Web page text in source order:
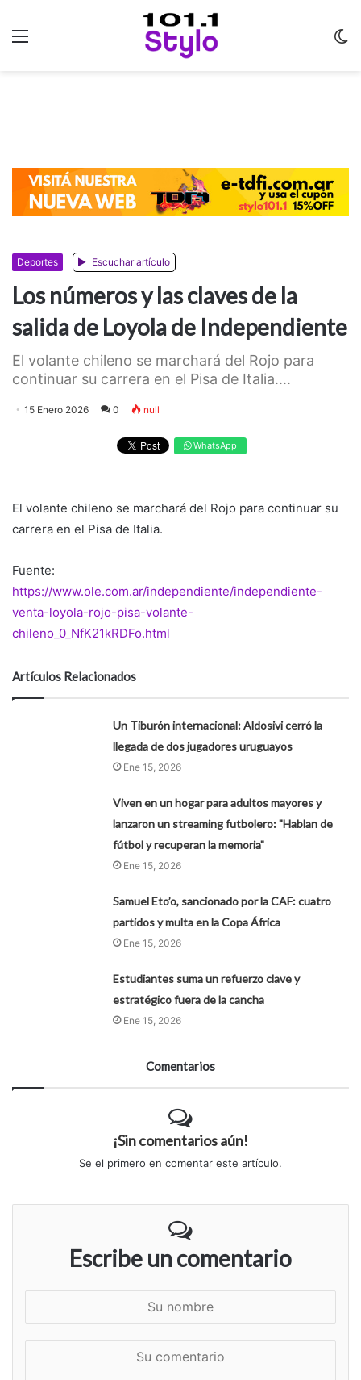
Deportes Escuchar artículo
Los números y las claves de la
salida de Loyola de Independiente
El volante chileno se marchará del Rojo para
continuar su carrera en el Pisa de Italia....
15 Enero 2026 0 null
WhatsApp
El volante chileno se marchará del Rojo para continuar su
carrera en el Pisa de Italia.
Fuente:
https://www.ole.com.ar/independiente/independiente-
venta-loyola-rojo-pisa-volante-
chileno_0_NfK21kRDFo.html
Artículos Relacionados
Un Tiburón internacional: Aldosivi cerró la
llegada de dos jugadores uruguayos
Ene 15, 2026
Viven en un hogar para adultos mayores y
lanzaron un streaming futbolero: "Hablan de
fútbol y recuperan la memoria"
Ene 15, 2026
Samuel Eto’o, sancionado por la CAF: cuatro
partidos y multa en la Copa África
Ene 15, 2026
Estudiantes suma un refuerzo clave y
estratégico fuera de la cancha
Ene 15, 2026
Comentarios
¡Sin comentarios aún!
Se el primero en comentar este artículo.
Escribe un comentario